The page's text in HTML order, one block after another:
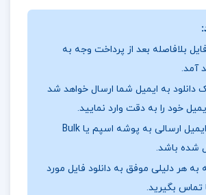
از زندان، او به جستجوی زنی به
که خواهرزن تیمسار شادان است.
قدرتمند، کسی است که
نفر را صادر کرده و نقش مهمی در
شاهد آن‌ها بوده، ایفا کرده است.
بیشتر
پروژه کده را دنبال کنید.
کتاب رازهای سرزمین من رضا براهنی
بلافاصله بعد از پرداخت وجه به
آمد.
دانلود به ایمیل شما ارسال خواهد شد
خود را به دقت وارد نمایید.
ممکن است ایمیل ارسالی به پوشه اسپم یا Bulk
شده باشد.
هر دلیلی موفق به دانلود فایل مورد
تماس بگیرید.